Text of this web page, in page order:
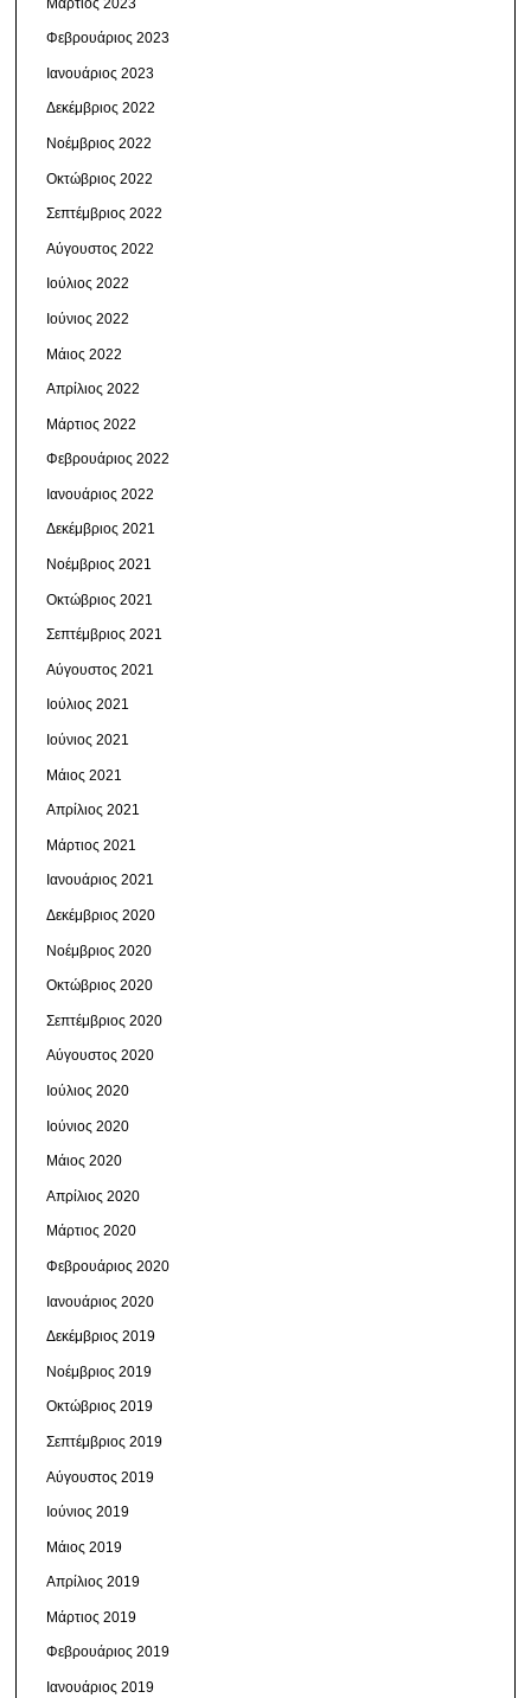
Φεβρουάριος 2023
Ιανουάριος 2023
Δεκέμβριος 2022
Νοέμβριος 2022
Οκτώβριος 2022
Σεπτέμβριος 2022
Αύγουστος 2022
Ιούλιος 2022
Ιούνιος 2022
Μάιος 2022
Απρίλιος 2022
Μάρτιος 2022
Φεβρουάριος 2022
Ιανουάριος 2022
Δεκέμβριος 2021
Νοέμβριος 2021
Οκτώβριος 2021
Σεπτέμβριος 2021
Αύγουστος 2021
Ιούλιος 2021
Ιούνιος 2021
Μάιος 2021
Απρίλιος 2021
Μάρτιος 2021
Ιανουάριος 2021
Δεκέμβριος 2020
Νοέμβριος 2020
Οκτώβριος 2020
Σεπτέμβριος 2020
Αύγουστος 2020
Ιούλιος 2020
Ιούνιος 2020
Μάιος 2020
Απρίλιος 2020
Μάρτιος 2020
Φεβρουάριος 2020
Ιανουάριος 2020
Δεκέμβριος 2019
Νοέμβριος 2019
Οκτώβριος 2019
Σεπτέμβριος 2019
Αύγουστος 2019
Ιούνιος 2019
Μάιος 2019
Απρίλιος 2019
Μάρτιος 2019
Φεβρουάριος 2019
Ιανουάριος 2019